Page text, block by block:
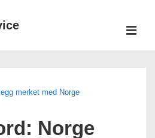
merket med Norge
Norge